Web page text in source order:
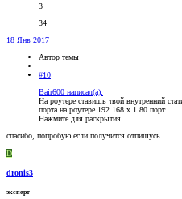
3
34
18 Янв 2017
Автор темы
#10
Bair600 написал(а):
На роутере ставишь твой внутренний
порта на роутере 192.168.х.1 80 порт
Нажмите для раскрытия...
спасибо, попробую если получится отпишусь
D
dronis3
эксперт